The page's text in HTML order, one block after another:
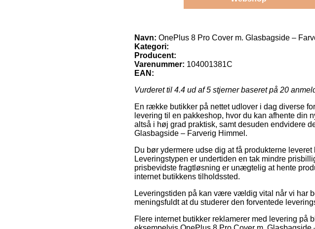
Navn: OnePlus 8 Pro Cover m. Glasbagside –
Kategori:
Producent:
Varenummer: 104001381C
EAN:
Vurderet til 4.4 ud af 5 stjerner baseret på 20
En række butikker på nettet udlover i dag diverse
levering til en pakkeshop, hvor du kan afhente din
altså i høj grad praktisk, samt desuden endvidere
Glasbagside – Farverig Himmel.
Du bør ydermere udse dig at få produkterne
Leveringstypen er undertiden en tak mindre
prisbevidste fragtløsning er unægtelig at hente
internet butikkens tilholdssted.
Leveringstiden på kan være vældig vital når vi har
meningsfuldt at du studerer den forventede
Flere internet butikker reklamerer med levering på